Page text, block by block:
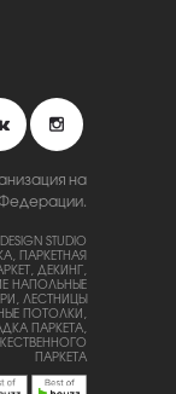
на
STUDIO
ПАРКЕТНАЯ
ДЕКИНГ,
НАПОЛЬНЫЕ
ЛЕСТНИЦЫ
ПОТОЛКИ,
ПАРКЕТА,
ПАРКЕТА